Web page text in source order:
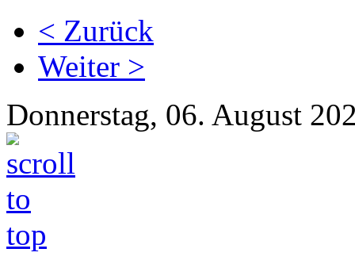
< Zurück
Weiter >
Donnerstag, 06. August